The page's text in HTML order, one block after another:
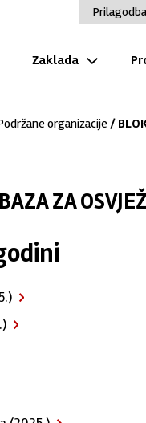
Zaklada
organizacije /
ZA